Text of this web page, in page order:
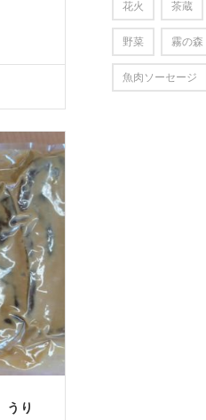
うり
花火 茶蔵
野菜 霧の森
魚肉ソーセージ